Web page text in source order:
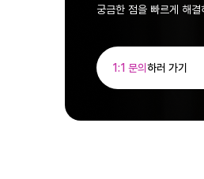
궁금한 점을 빠르게 해
1:1 문의 하러 가기